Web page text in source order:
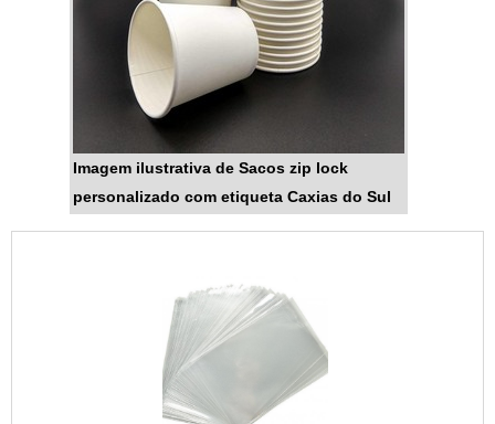
Imagem ilustrativa de Sacos zip lock
personalizado com etiqueta Caxias do Sul